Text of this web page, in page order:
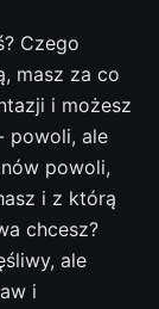
Czego
masz za co
i możesz
powoli, ale
powoli,
i z którą
chcesz?
ale
i